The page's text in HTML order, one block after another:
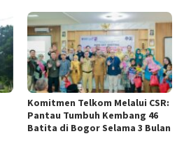
Komitmen Telkom Melalui CSR:
Pantau Tumbuh Kembang 46
Batita di Bogor Selama 3 Bulan